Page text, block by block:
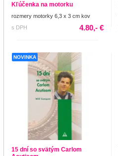
Kľúčenka na motorku
rozmery motorky 6,3 x 3 cm kov
s DPH
4.80,- €
NOVINKA
15 dní so svätým Carlom